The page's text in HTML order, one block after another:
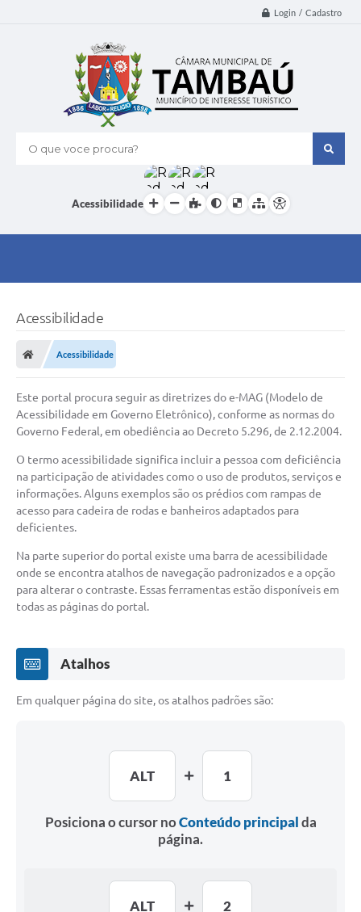
Login / Cadastro
O que voce procura?
Acessibilidade
Acessibilidade
Acessibilidade
Este portal procura seguir as diretrizes do e-MAG (Modelo de
Acessibilidade em Governo Eletrônico), conforme as normas do
Governo Federal, em obediência ao Decreto 5.296, de 2.12.2004.
O termo acessibilidade significa incluir a pessoa com deficiência
na participação de atividades como o uso de produtos, serviços e
informações. Alguns exemplos são os prédios com rampas de
acesso para cadeira de rodas e banheiros adaptados para
deficientes.
Na parte superior do portal existe uma barra de acessibilidade
onde se encontra atalhos de navegação padronizados e a opção
para alterar o contraste. Essas ferramentas estão disponíveis em
todas as páginas do portal.
Atalhos
Em qualquer página do site, os atalhos padrões são:
ALT 1
Posiciona o cursor noConteúdo principalda
página.
ALT 2